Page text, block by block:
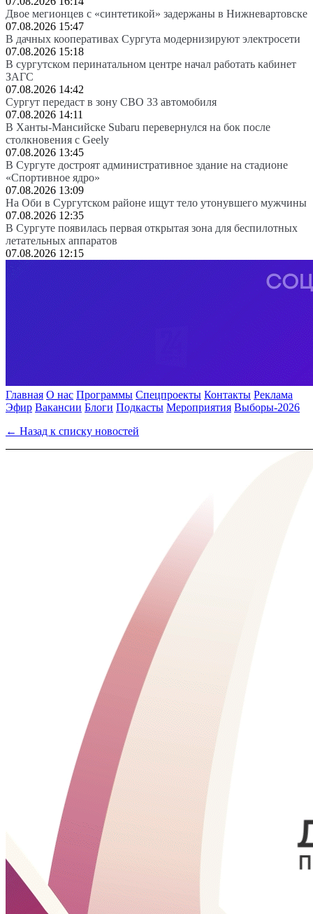
Двое мегионцев с «синтетикой» задержаны в Нижневартовске
07.08.2026 15:47
В дачных кооперативах Сургута модернизируют электросети
07.08.2026 15:18
В сургутском перинатальном центре начал работать кабинет
ЗАГС
07.08.2026 14:42
Сургут передаст в зону СВО 33 автомобиля
07.08.2026 14:11
В Ханты-Мансийске Subaru перевернулся на бок после
столкновения с Geely
07.08.2026 13:45
В Сургуте достроят административное здание на стадионе
«Спортивное ядро»
07.08.2026 13:09
На Оби в Сургутском районе ищут тело утонувшего мужчины
07.08.2026 12:35
В Сургуте появилась первая открытая зона для беспилотных
летательных аппаратов
07.08.2026 12:15
Главная О нас Программы Спецпроекты Контакты Реклама
Эфир Вакансии Блоги Подкасты Мероприятия Выборы-2026
← Назад к списку новостей